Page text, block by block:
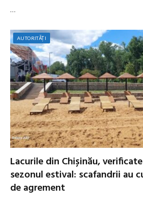
…
AUTORITĂȚI
Lacurile din Chișinău,
sezonul estival: scafandrii au
de agrement